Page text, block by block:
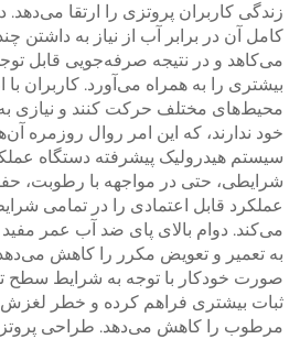
زندگی کاربران پروتزی را ارتقا می‌دهد.
کامل آن در برابر آب از نیاز به داشتن
می‌کاهد و در نتیجه صرفه‌جویی قابل
بیشتری را به همراه می‌آورد. کاربران با
محیط‌های مختلف حرکت کنند و نیازی
خود ندارند، که این امر روال روزمره
سیستم هیدرولیک پیشرفته دستگاه
شرایطی، حتی در مواجهه با رطوبت،
عملکرد قابل اعتمادی را در تمامی
می‌کند. دوام بالای پای ضد آب عمر مفید
به تعمیر و تعویض مکرر را کاهش
صورت خودکار با توجه به شرایط
ثبات بیشتری فراهم کرده و خطر لغزش
مرطوب را کاهش می‌دهد. طراحی